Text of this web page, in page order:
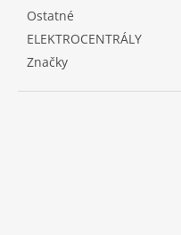
Ostatné
ELEKTROCENTRÁLY
Značky